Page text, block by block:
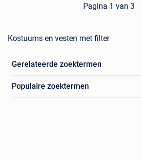
Pagina 1 van 3
Kostuums en vesten met filter
Gerelateerde zoektermen
Populaire zoektermen